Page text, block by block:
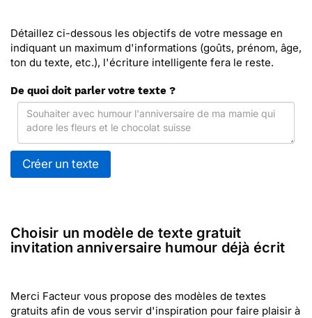
Détaillez ci-dessous les objectifs de votre message en
indiquant un maximum d'informations (goûts, prénom, âge,
ton du texte, etc.), l'écriture intelligente fera le reste.
De quoi doit parler votre texte ?
Créer un texte
Choisir un modèle de texte gratuit
invitation anniversaire humour déjà écrit
Merci Facteur vous propose des modèles de textes
gratuits afin de vous servir d'inspiration pour faire plaisir à